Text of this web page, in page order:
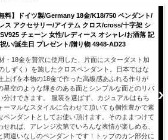
無料】ドイツ製/Germany 18金/K18/750 ペンダント/
ス アクセサリー/アイテム クロス/cross/十字架 シ
チェーン 女性/レディース オシャレ/お洒落 記
い/誕生日 プレゼント/贈り物 4948-AD23
・18金を贅沢に使用した、片面にスターダスト加
しずく）を施したクロスペンダント。日本ではな
上げを本物の18金で作った高級感あふれる作りが
星空のような輝きのある面とシンプルな面とのリバ
分けできます。 服装を選ばず、カジュアルはもち
ーマルなスタイルに合わせて頂いても個性豊かで素
ペンダントとしてお使い頂けます。そのままつけて
れば、アレンジ次第でいろんな表情が楽しめる、
間違いなしのペンダントです！トップのカン部分に